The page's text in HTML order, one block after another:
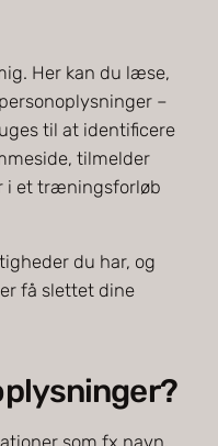
Her kan du læse,
–
til at identificere
tilmelder
i et træningsforløb
du har, og
få slettet dine
som fx navn,